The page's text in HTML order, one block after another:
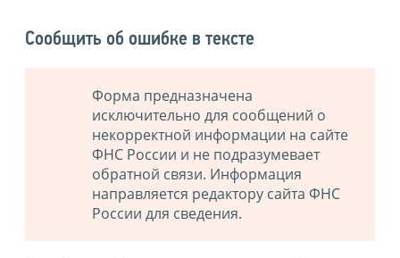
Сообщить об ошибке в тексте
Форма предназначена
исключительно для сообщений о
некорректной информации на сайте
ФНС России и не подразумевает
обратной связи. Информация
направляется редактору сайта ФНС
России для сведения.